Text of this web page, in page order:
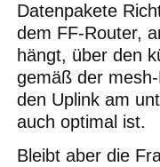
Datenpakete
dem FF-Router,
hängt, über den
gemäß der
den Uplink am
auch optimal ist.
Bleibt aber die